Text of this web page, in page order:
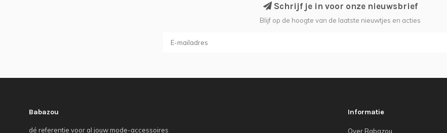
Schrijf je in voor onze nieuwsbrief
Blijf op de hoogte van de laatste nieuwtjes en acties
Babazou
dé referentie voor al jouw mode-accessoires
Informatie
Over Babazou